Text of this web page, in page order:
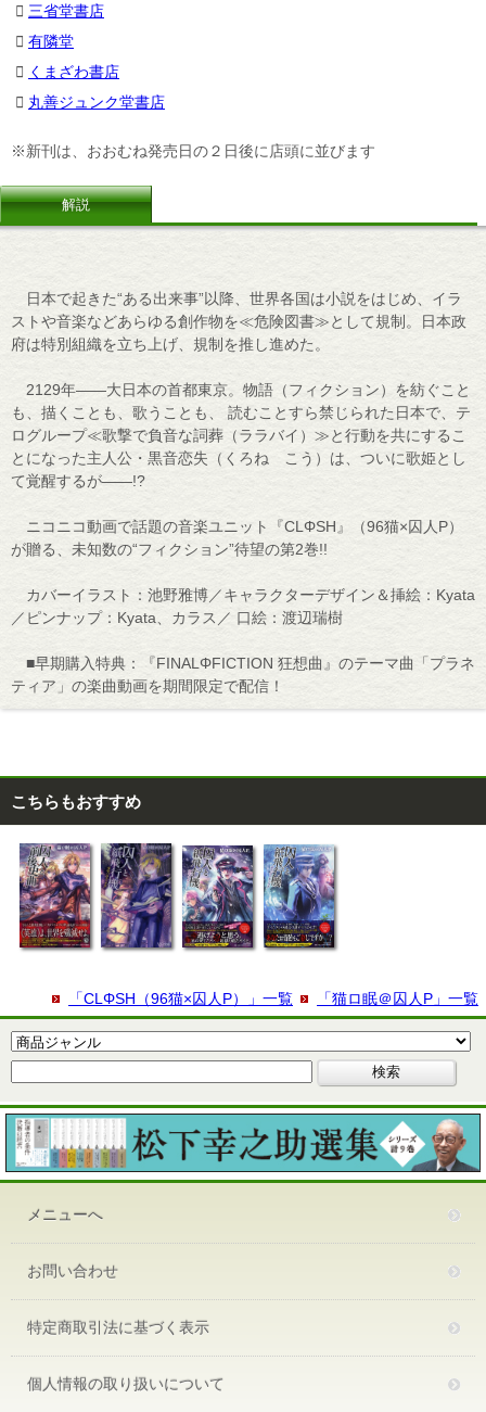
三省堂書店
有隣堂
くまざわ書店
丸善ジュンク堂書店
※新刊は、おおむね発売日の２日後に店頭に並びます
解説
日本で起きた“ある出来事”以降、世界各国は小説をはじめ、イラ
ストや音楽などあらゆる創作物を≪危険図書≫として規制。日本政
府は特別組織を立ち上げ、規制を推し進めた。
2129年――大日本の首都東京。物語（フィクション）を紡ぐこと
も、描くことも、歌うことも、 読むことすら禁じられた日本で、テ
ログループ≪歌撃で負音な詞葬（ララバイ）≫と行動を共にするこ
とになった主人公・黒音恋失（くろね こう）は、ついに歌姫とし
て覚醒するが――!?
ニコニコ動画で話題の音楽ユニット『CLΦSH』（96猫×囚人P）
が贈る、未知数の“フィクション”待望の第2巻!!
カバーイラスト：池野雅博／キャラクターデザイン＆挿絵：Kyata
／ピンナップ：Kyata、カラス／ 口絵：渡辺瑞樹
■早期購入特典：『FINALΦFICTION 狂想曲』のテーマ曲「プラネ
ティア」の楽曲動画を期間限定で配信！
こちらもおすすめ
「猫ロ眠＠囚人P」一覧
「CLΦSH（96猫×囚人P）」一覧
メニューへ
お問い合わせ
特定商取引法に基づく表示
個人情報の取り扱いについて